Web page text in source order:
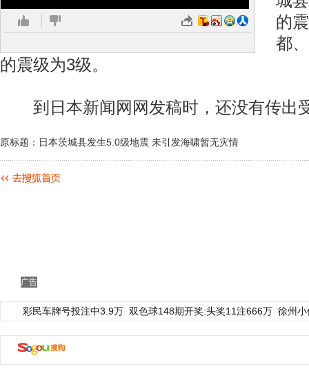
的
都
的震级为3级。
到日本新闻网网发稿时，还没有传出
原标题：日本茨城县发生5.0级地震 未引发海啸暂无灾情
广告
彩民车牌号投注中3.9万 双色球148期开奖:头奖11注666万 徐州